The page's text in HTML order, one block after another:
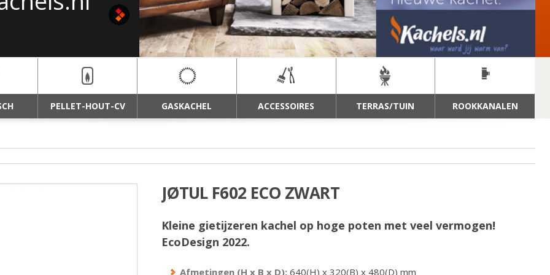
PELLET-HOUT-CV GASKACHEL ACCESSOIRES TERRAS/TUIN ROOKKANALEN
JØTUL F602 ECO ZWART
Kleine gietijzeren kachel op hoge poten met veel vermogen!
EcoDesign 2022.
Afmetingen (H x B x D): 640(H) x 320(B) x 480(D) mm